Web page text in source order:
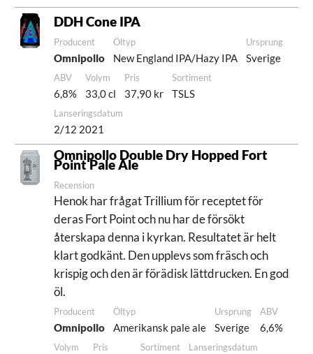
DDH Cone IPA
Producent
Omnipollo
Öltyp
New England IPA/Hazy IPA
Ursprung
Sverige
ABV
6,8%
Volym
33,0 cl
Pris
37,90 kr
Sortiment
TSLS
Lanseringsdatum
2/12 2021
Omnipollo Double Dry Hopped Fort
Point Pale Ale
Recension
Henok har frågat Trillium för receptet för
deras Fort Point och nu har de försökt
återskapa denna i kyrkan. Resultatet är helt
klart godkänt. Den upplevs som fräsch och
krispig och den är förädisk lättdrucken. En god
öl.
Producent
Omnipollo
Öltyp
Amerikansk pale ale
Ursprung
Sverige
ABV
6,6%
Volym Pris Sortiment Lanseringsdatum